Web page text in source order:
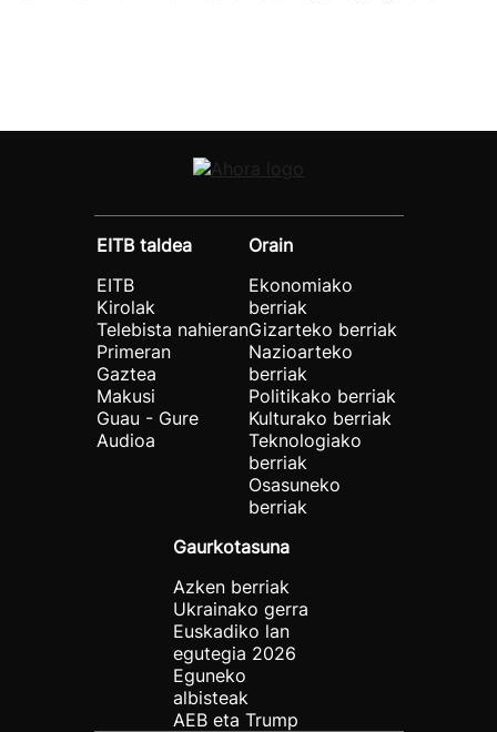
EITB taldea
EITB
Kirolak
Telebista nahieran
Primeran
Gaztea
Makusi
Guau - Gure
Audioa
Orain
Ekonomiako
berriak
Gizarteko berriak
Nazioarteko
berriak
Politikako berriak
Kulturako berriak
Teknologiako
berriak
Osasuneko
berriak
Gaurkotasuna
Azken berriak
Ukrainako gerra
Euskadiko lan
egutegia 2026
Eguneko
albisteak
AEB eta Trump